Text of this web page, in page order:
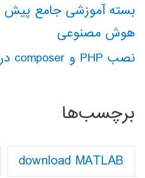
بسته آموزشی جامع پیش
هوش مصنوعی
نصب PHP و composer در ویندوز 10
برچسب‌ها
download MATLAB